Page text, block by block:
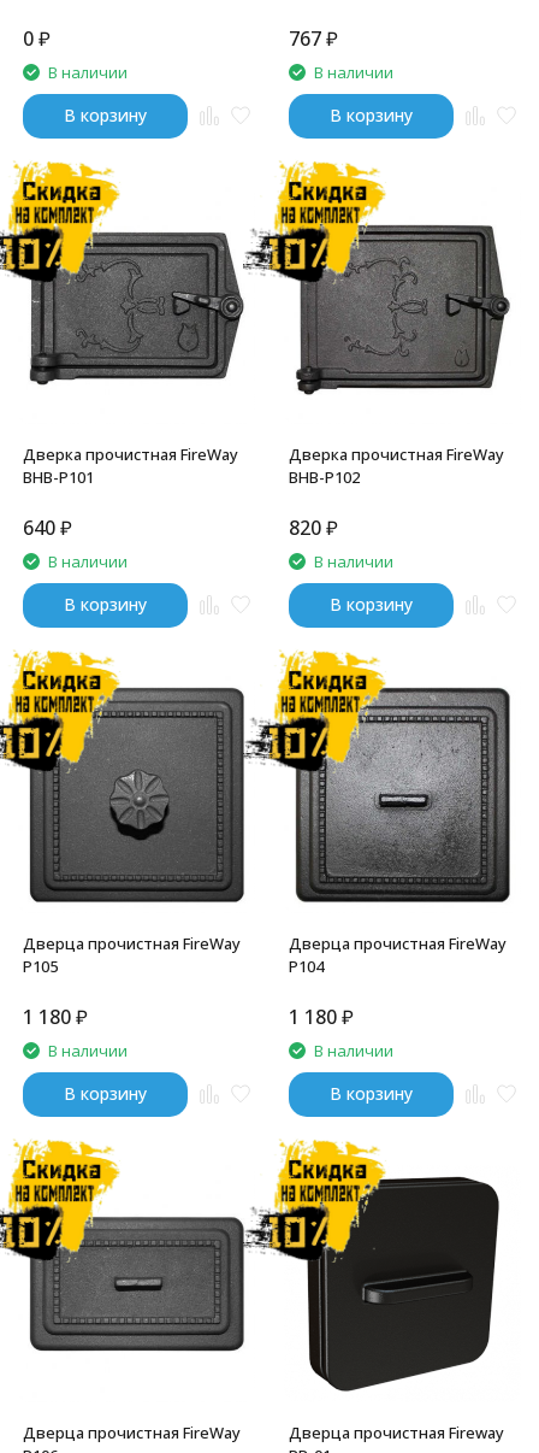
0₽
В наличии
В корзину
767₽
В наличии
В корзину
Дверка прочистная FireWay
BHB-P101
640₽
В наличии
В корзину
Дверка прочистная FireWay
BHB-P102
820₽
В наличии
В корзину
Дверца прочистная FireWay
P105
1 180₽
В наличии
В корзину
Дверца прочистная FireWay
P104
1 180₽
В наличии
В корзину
Дверца прочистная FireWay
Дверца прочистная Fireway